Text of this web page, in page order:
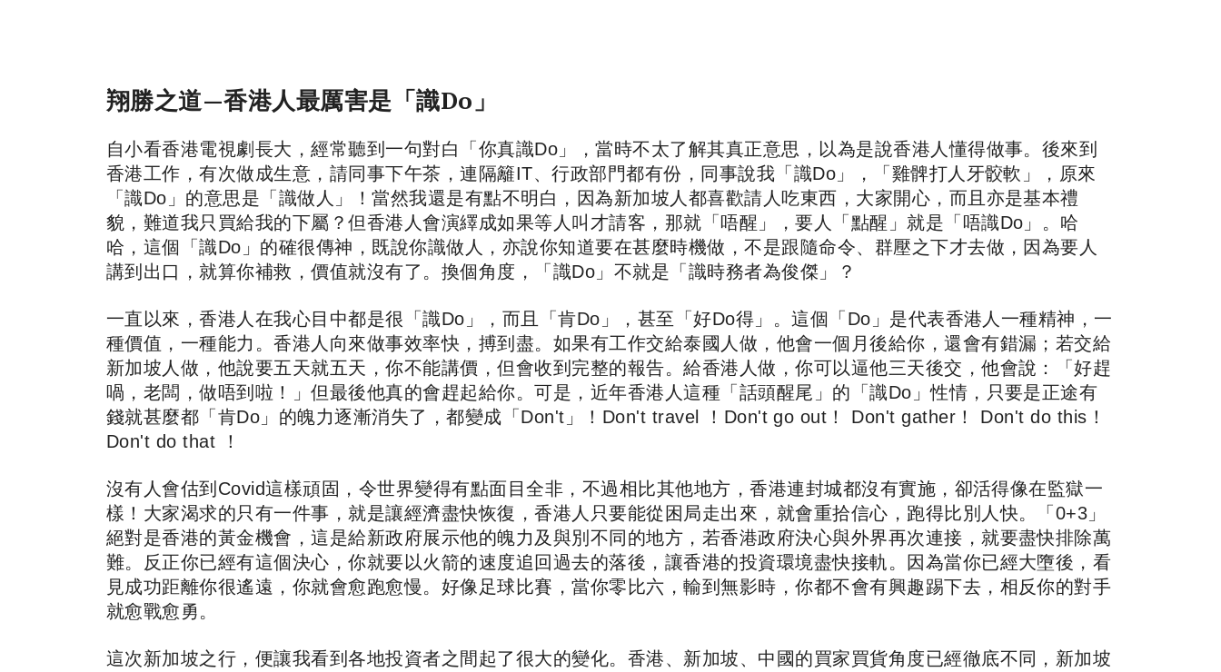
翔勝之道—香港人最厲害是「識Do」
自小看香港電視劇長大，經常聽到一句對白「你真識Do」，當時不太了解其真正意思，以為是說香港人懂得做事。後來到
香港工作，有次做成生意，請同事下午茶，連隔籬IT、行政部門都有份，同事說我「識Do」，「雞髀打人牙骹軟」，原來
「識Do」的意思是「識做人」！當然我還是有點不明白，因為新加坡人都喜歡請人吃東西，大家開心，而且亦是基本禮
貌，難道我只買給我的下屬？但香港人會演繹成如果等人叫才請客，那就「唔醒」，要人「點醒」就是「唔識Do」。哈
哈，這個「識Do」的確很傳神，既說你識做人，亦說你知道要在甚麼時機做，不是跟隨命令、群壓之下才去做，因為要人
講到出口，就算你補救，價值就沒有了。換個角度，「識Do」不就是「識時務者為俊傑」？
一直以來，香港人在我心目中都是很「識Do」，而且「肯Do」，甚至「好Do得」。這個「Do」是代表香港人一種精神，一
種價值，一種能力。香港人向來做事效率快，搏到盡。如果有工作交給泰國人做，他會一個月後給你，還會有錯漏；若交給
新加坡人做，他說要五天就五天，你不能講價，但會收到完整的報告。給香港人做，你可以逼他三天後交，他會說：「好趕
喎，老闆，做唔到啦！」但最後他真的會趕起給你。可是，近年香港人這種「話頭醒尾」的「識Do」性情，只要是正途有
錢就甚麼都「肯Do」的魄力逐漸消失了，都變成「Don't」！Don't travel ！Don't go out！ Don't gather！ Don't do this！
Don't do that ！
沒有人會估到Covid這樣頑固，令世界變得有點面目全非，不過相比其他地方，香港連封城都沒有實施，卻活得像在監獄一
樣！大家渴求的只有一件事，就是讓經濟盡快恢復，香港人只要能從困局走出來，就會重拾信心，跑得比別人快。「0+3」
絕對是香港的黃金機會，這是給新政府展示他的魄力及與別不同的地方，若香港政府決心與外界再次連接，就要盡快排除萬
難。反正你已經有這個決心，你就要以火箭的速度追回過去的落後，讓香港的投資環境盡快接軌。因為當你已經大墮後，看
見成功距離你很遙遠，你就會愈跑愈慢。好像足球比賽，當你零比六，輸到無影時，你都不會有興趣踢下去，相反你的對手
就愈戰愈勇。
這次新加坡之行，便讓我看到各地投資者之間起了很大的變化。香港、新加坡、中國的買家買貨角度已經徹底不同，新加坡